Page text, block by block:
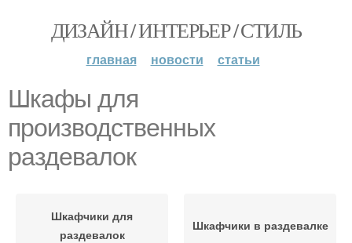
ДИЗАЙН / ИНТЕРЬЕР / СТИЛЬ
главная новости статьи
Шкафы для
производственных
раздевалок
Шкафчики для
раздевалок
Шкафчики в раздевалке